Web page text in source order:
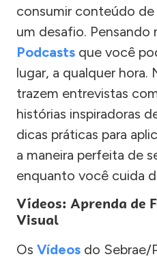
consumir conteúdo
um desafio. Pensando
Podcasts que você
lugar, a qualquer hora.
trazem entrevistas
histórias inspiradoras
dicas práticas para
a maneira perfeita de
enquanto você cuida
Vídeos: Aprenda de
Visual
Os Vídeos do Sebrae/